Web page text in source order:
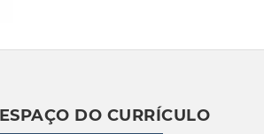
DO CURRÍCULO